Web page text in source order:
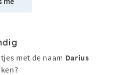
met de naam Darius